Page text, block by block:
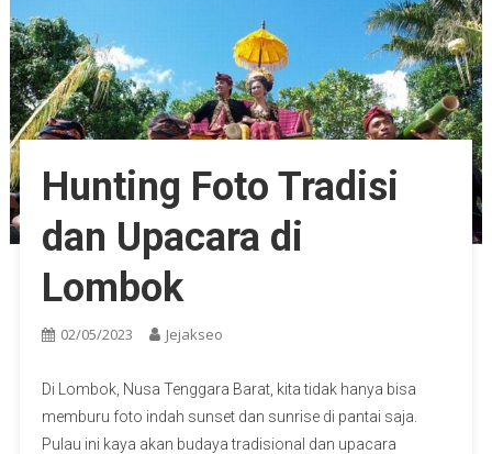
Hunting Foto Tradisi
dan Upacara di
Lombok
02/05/2023 Jejakseo
Di Lombok, Nusa Tenggara Barat, kita tidak hanya bisa
memburu foto indah sunset dan sunrise di pantai saja.
Pulau ini kaya akan budaya tradisional dan upacara